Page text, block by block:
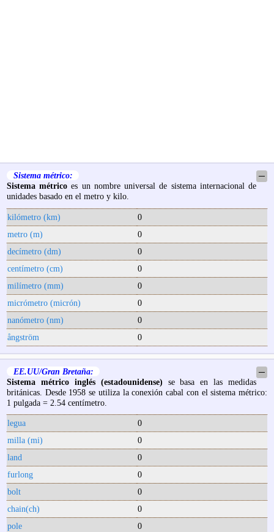
Sistema métrico:
─
Sistema métrico es un nombre universal de sistema internacional de
unidades basado en el metro y kilo.
kilómetro (km)
0
metro (m)
0
decímetro (dm)
0
centímetro (cm)
0
milímetro (mm)
0
micrómetro (micrón)
0
nanómetro (nm)
0
ångström
0
EE.UU/Gran Bretaña:
─
Sistema métrico inglés (estadounidense) se basa en las medidas
británicas. Desde 1958 se utiliza la conexión cabal con el sistema métrico:
1 pulgada = 2.54 centímetro.
legua
0
milla (mi)
0
land
0
furlong
0
bolt
0
chain(ch)
0
pole
0